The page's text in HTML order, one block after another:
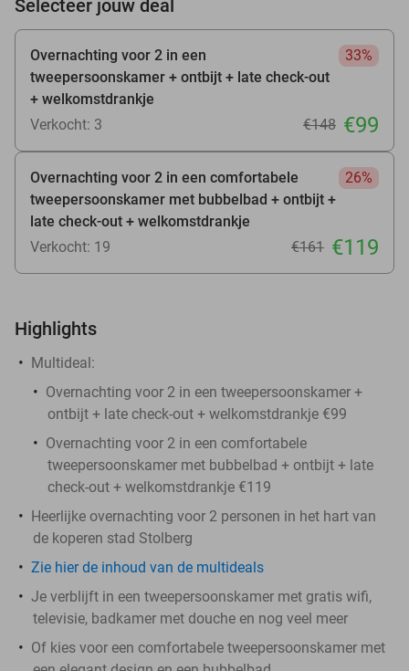
Selecteer jouw deal
Overnachting voor 2 in een
tweepersoonskamer + ontbijt + late check-out
+ welkomstdrankje
33%
Verkocht: 3 €148 €99
Overnachting voor 2 in een comfortabele
tweepersoonskamer met bubbelbad + ontbijt +
late check-out + welkomstdrankje
26%
Verkocht: 19 €161 €119
Highlights
Multideal:
Overnachting voor 2 in een tweepersoonskamer +
ontbijt + late check-out + welkomstdrankje €99
Overnachting voor 2 in een comfortabele
tweepersoonskamer met bubbelbad + ontbijt + late
check-out + welkomstdrankje €119
Heerlijke overnachting voor 2 personen in het hart van
de koperen stad Stolberg
Zie hier de inhoud van de multideals
Je verblijft in een tweepersoonskamer met gratis wifi,
televisie, badkamer met douche en nog veel meer
Of kies voor een comfortabele tweepersoonskamer met